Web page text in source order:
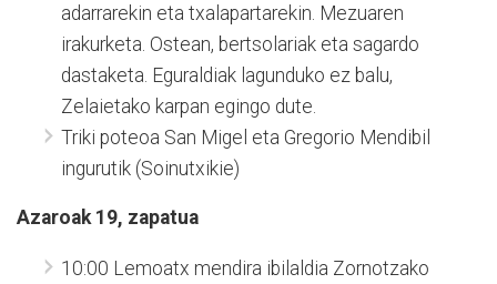
adarrarekin eta txalapartarekin. Mezuaren
irakurketa. Ostean, bertsolariak eta sagardo
dastaketa. Eguraldiak lagunduko ez balu,
Zelaietako karpan egingo dute.
Triki poteoa San Migel eta Gregorio Mendibil
ingurutik (Soinutxikie)
Azaroak 19, zapatua
10:00 Lemoatx mendira ibilaldia Zornotzako